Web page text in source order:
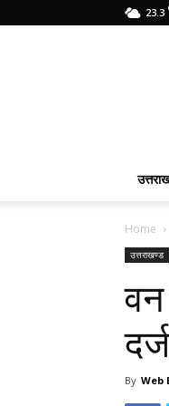
23.3
Home
उत्तराखण्ड
By Web